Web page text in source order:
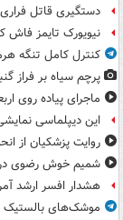
دستگیری قاتل
نیویورک تایمز فاش
کنترل کامل تنگه
پرچم سیاه بر فراز
ماجرای پیاده روی
این دیپلماسی
روایت پزشکیان از
شمیم خوش رضوی در
هشدار افسر ارشد
موشک‌های بالستیک